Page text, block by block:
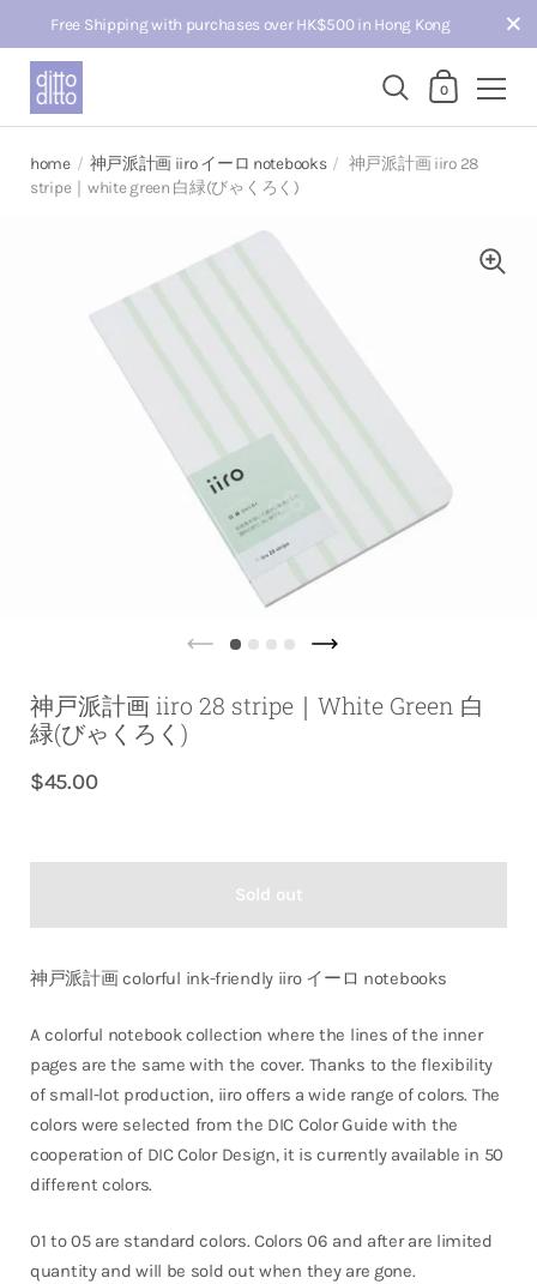
Free Shipping with purchases over HK$500 in Hong Kong Close
Shopping
0
home / 神戸派計画 iiro イーロ notebooks / 神戸派計画 iiro 28
stripe｜white green 白緑(びゃくろく)
神戸派計画 iiro 28 stripe｜White Green 白
緑(びゃくろく)
$45.00
Sold out
神戸派計画 colorful ink-friendly iiro イーロ notebooks
A colorful notebook collection where the lines of the inner
pages are the same with the cover. Thanks to the flexibility
of small-lot production, iiro offers a wide range of colors. The
colors were selected from the DIC Color Guide with the
cooperation of DIC Color Design, it is currently available in 50
different colors.
01 to 05 are standard colors. Colors 06 and after are limited
quantity and will be sold out when they are gone.